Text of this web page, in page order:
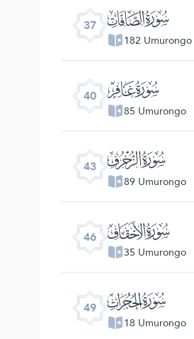
37 ﮱ
182 Umurongo
40 ﯕ
85 Umurongo
43 ﯘ
89 Umurongo
46 ﯛ
35 Umurongo
49 ﯞ
18 Umurongo